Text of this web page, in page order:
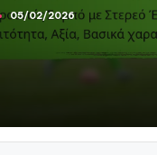
05/02/2026